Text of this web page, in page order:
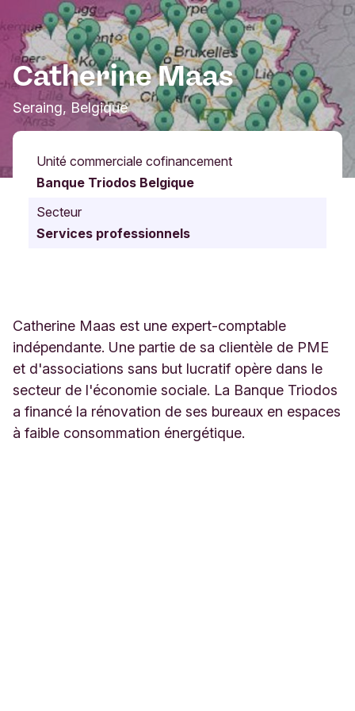
Catherine Maas
Seraing, Belgique
Unité commerciale cofinancement
Banque Triodos Belgique
Secteur
Services professionnels
Catherine Maas est une expert-comptable
indépendante. Une partie de sa clientèle de PME
et d'associations sans but lucratif opère dans le
secteur de l'économie sociale. La Banque Triodos
a financé la rénovation de ses bureaux en espaces
à faible consommation énergétique.